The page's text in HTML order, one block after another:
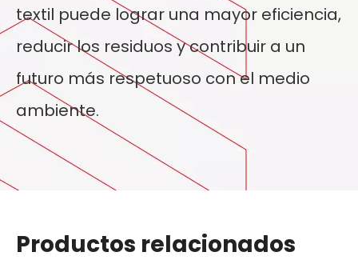
textil puede lograr una mayor eficiencia,
reducir los residuos y contribuir a un
futuro más respetuoso con el medio
ambiente.
Productos relacionados